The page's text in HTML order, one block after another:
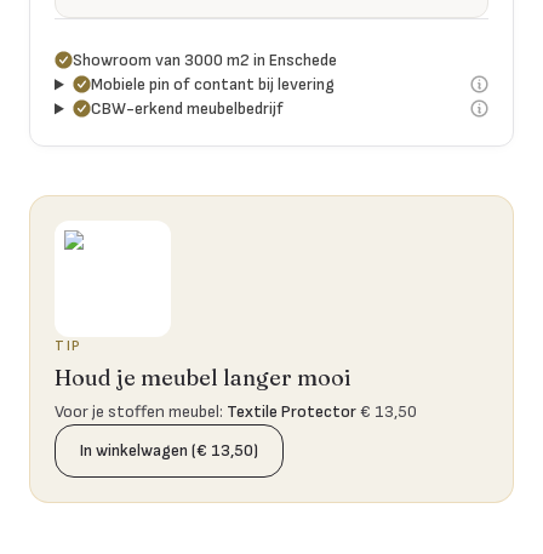
Showroom van 3000 m2 in Enschede
Mobiele pin of contant bij levering
CBW-erkend meubelbedrijf
TIP
Houd je meubel langer mooi
Voor je stoffen meubel: Textile Protector€ 13,50
In winkelwagen (€ 13,50)